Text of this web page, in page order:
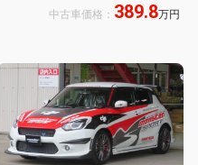
中古車価格： 389.8万円